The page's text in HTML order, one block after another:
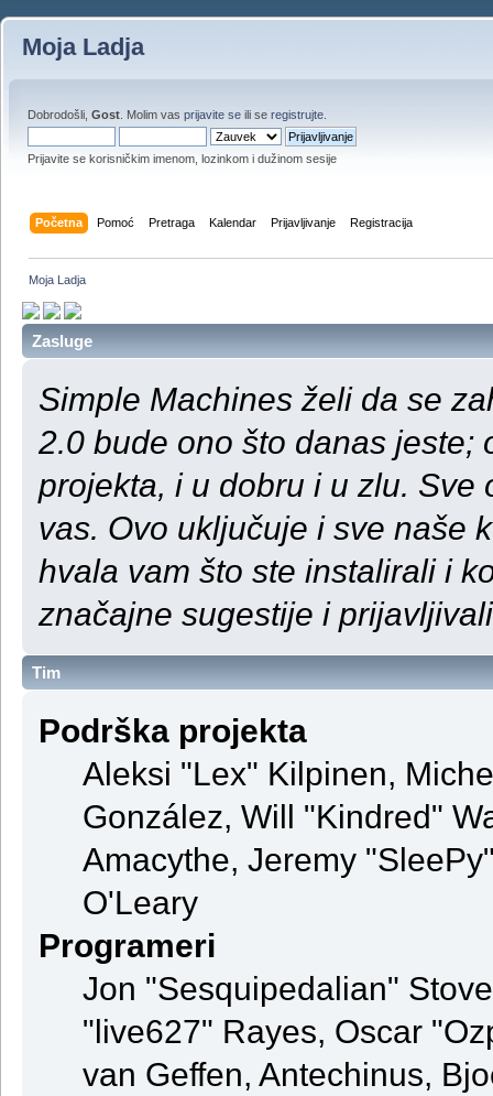
Moja Ladja
Dobrodošli, Gost . Molim vas prijavite se ili se registrujte
Prijavite se korisničkim imenom, lozinkom i dužinom sesije
Početna Pomoć Pretraga Kalendar Prijavljivanje Registracija
Moja Ladja
Zasluge
Simple Machines želi da se
2.0 bude ono što danas
projekta, i u dobru i u zlu.
vas. Ovo uključuje i sve naše
hvala vam što ste instalirali i
značajne sugestije i
Tim
Podrška projekta
Aleksi "Lex" Kilpinen,
González, Will "Kindred"
Amacythe, Jeremy
O'Leary
Programeri
Jon "Sesquipedalian"
"live627" Rayes, Oscar
van Geffen, Antechinus,